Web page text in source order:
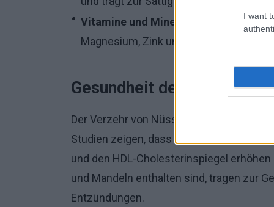
I want
Vitamine und Mineralstoffe:
Nüsse
Magnesium, Zink und Selen.
Gesundheit des Herzens
Der Verzehr von Nüssen und Samen
Studien zeigen, dass der regelmäßige
und den HDL-Cholesterinspiegel
und Mandeln enthalten sind, tragen zur
Entzündungen.